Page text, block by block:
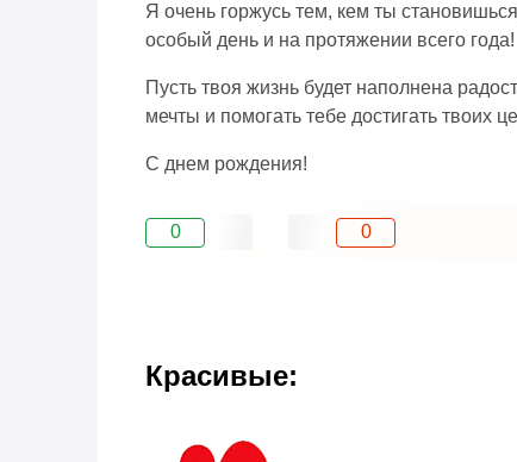
Я очень горжусь тем, кем ты
особый день и на протяжении всего года!
Пусть твоя жизнь будет наполнена
мечты и помогать тебе достигать твоих
С днем рождения!
0 0
Красивые: